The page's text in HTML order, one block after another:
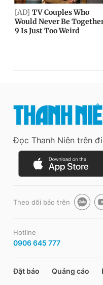
Đọc Thanh Niên trên
Theo dõi báo trên
Hotline
0906 645 777
Đặt báo Quảng cáo